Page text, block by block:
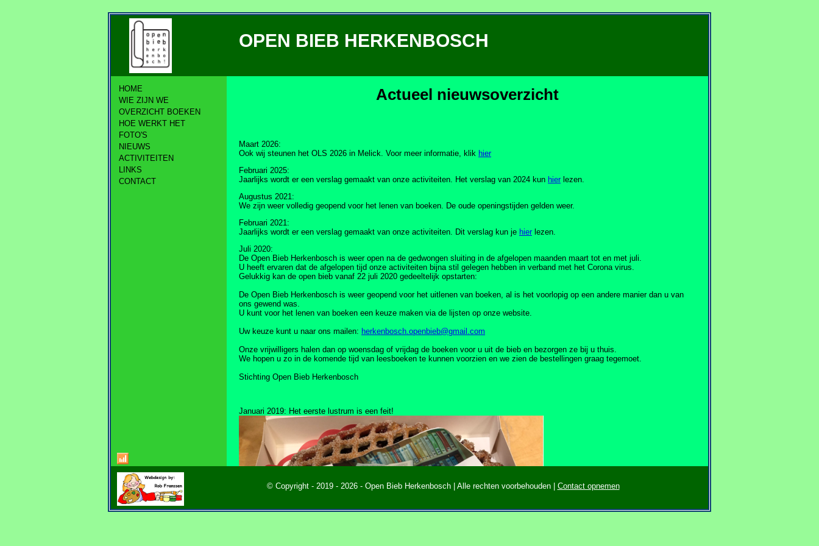
OPEN BIEB HERKENBOSCH
HOME
WIE ZIJN WE
OVERZICHT BOEKEN
HOE WERKT HET
FOTO'S
NIEUWS
ACTIVITEITEN
LINKS
CONTACT
Actueel nieuwsoverzicht
Maart 2026:
Ook wij steunen het OLS 2026 in Melick. Voor meer informatie, klik hier
Februari 2025:
Jaarlijks wordt er een verslag gemaakt van onze activiteiten. Het verslag van 2024 kun hierlezen.
Augustus 2021:
We zijn weer volledig geopend voor het lenen van boeken. De oude openingstijden gelden weer.
Februari 2021:
Jaarlijks wordt er een verslag gemaakt van onze activiteiten. Dit verslag kun je hierlezen.
Juli 2020:
De Open Bieb Herkenbosch is weer open na de gedwongen sluiting in de afgelopen maanden maart tot en met juli.
U heeft ervaren dat de afgelopen tijd onze activiteiten bijna stil gelegen hebben in verband met het Corona virus.
Gelukkig kan de open bieb vanaf 22 juli 2020 gedeeltelijk opstarten:
De Open Bieb Herkenbosch is weer geopend voor het uitlenen van boeken, al is het voorlopig op een andere manier dan u van
ons gewend was.
U kunt voor het lenen van boeken een keuze maken via de lijsten op onze website.
Uw keuze kunt u naar ons mailen: herkenbosch.openbieb@gmail.com
Onze vrijwilligers halen dan op woensdag of vrijdag de boeken voor u uit de bieb en bezorgen ze bij u thuis.
We hopen u zo in de komende tijd van leesboeken te kunnen voorzien en we zien de bestellingen graag tegemoet.
Stichting Open Bieb Herkenbosch
Januari 2019: Het eerste lustrum is een feit!
© Copyright - 2019 - 2026 - Open Bieb Herkenbosch | Alle rechten voorbehouden | Contact opnemen